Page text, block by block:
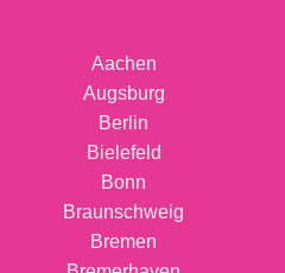
Aachen
Augsburg
Berlin
Bielefeld
Bonn
Braunschweig
Bremen